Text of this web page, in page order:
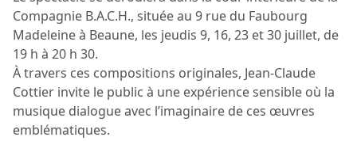
Compagnie B.A.C.H., située au 9 rue du Faubourg
Madeleine à Beaune, les jeudis 9, 16, 23 et 30 juillet, de
19 h à 20 h 30.
À travers ces compositions originales, Jean-Claude
Cottier invite le public à une expérience sensible où la
musique dialogue avec l’imaginaire de ces œuvres
emblématiques.